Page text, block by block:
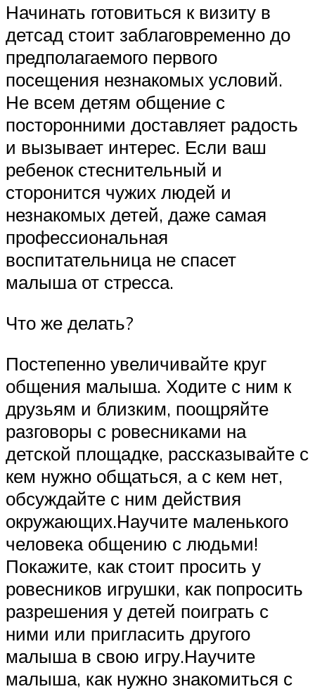
Начинать готовиться к визиту в
детсад стоит заблаговременно до
предполагаемого первого
посещения незнакомых условий.
Не всем детям общение с
посторонними доставляет радость
и вызывает интерес. Если ваш
ребенок стеснительный и
сторонится чужих людей и
незнакомых детей, даже самая
профессиональная
воспитательница не спасет
малыша от стресса.
Что же делать?
Постепенно увеличивайте круг
общения малыша. Ходите с ним к
друзьям и близким, поощряйте
разговоры с ровесниками на
детской площадке, рассказывайте с
кем нужно общаться, а с кем нет,
обсуждайте с ним действия
окружающих.Научите маленького
человека общению с людьми!
Покажите, как стоит просить у
ровесников игрушки, как попросить
разрешения у детей поиграть с
ними или пригласить другого
малыша в свою игру.Научите
малыша, как нужно знакомиться с